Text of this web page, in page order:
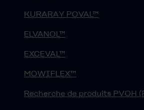
KURARAY POVAL™
ELVANOL™
EXCEVAL™
MOWIFLEX™
Recherche de produits PVOH